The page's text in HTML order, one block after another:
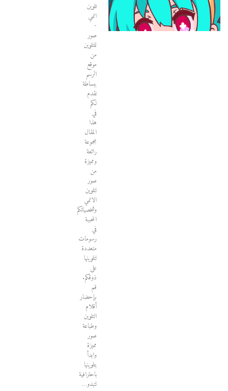
تلوين
انمي
-
صور
للتلوين
من
موقع
الرسم
ببساطة
نقدم
لكم
في
هذا
المقال
مجموعة
رائعة
ومميزة
من
صور
لتلوين
الانمي
وشخصياتكم
المحببة
في
رسومات
متعددة
لتلوينها
على
ذوقكم.
قم
بإحضار
أقلام
التلوين
وطباعة
صور
مميزة
وابدأ
بتلوينها
باحترافية
لتبدو…